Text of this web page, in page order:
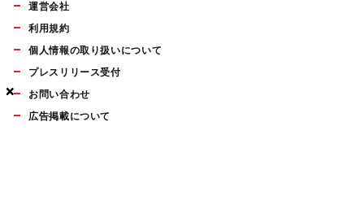
×
×
×
運営会社
利用規約
個人情報の取り扱いについて
プレスリリース受付
お問い合わせ
広告掲載について